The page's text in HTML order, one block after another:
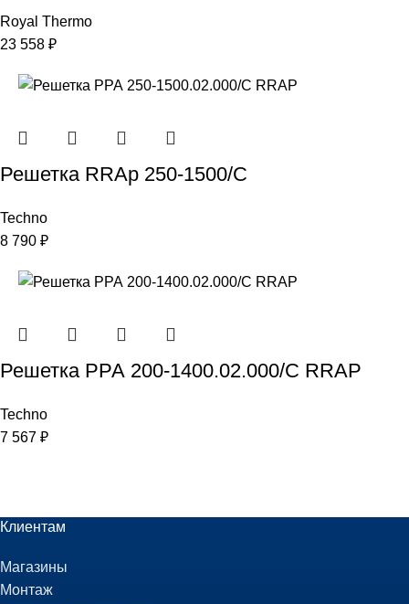
Royal Thermo
23 558 ₽
Решетка RRAp 250-1500/С
Techno
8 790 ₽
Решетка РРА 200-1400.02.000/С RRAP
Techno
7 567 ₽
Клиентам
Магазины
Монтаж